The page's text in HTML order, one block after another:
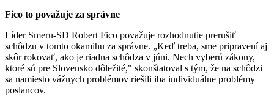
Fico to považuje za správne
Líder Smeru-SD Robert Fico považuje rozhodnutie prerušiť
schôdzu v tomto okamihu za správne. „Keď treba, sme pripravení aj
skôr rokovať, ako je riadna schôdza v júni. Nech vyberú zákony,
ktoré sú pre Slovensko dôležité," skonštatoval s tým, že na schôdzi
sa namiesto vážnych problémov riešili iba individuálne problémy
poslancov.